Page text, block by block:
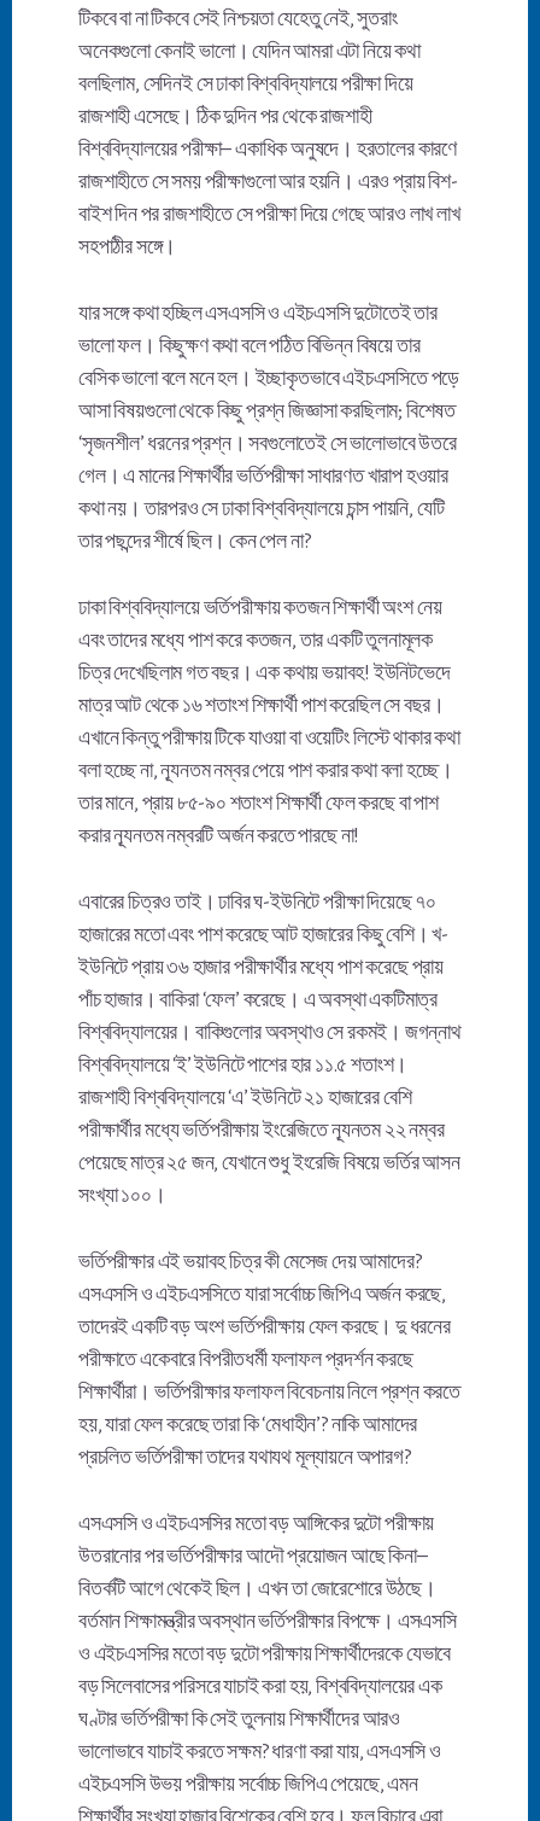
টিকবে বা না টিকবে সেই নিশ্চয়তা যেহেতু নেই, সুতরাং
অনেকগুলো কেনাই ভালো। যেদিন আমরা এটা নিয়ে কথা
বলছিলাম, সেদিনই সে ঢাকা বিশ্ববিদ্যালয়ে পরীক্ষা দিয়ে
রাজশাহী এসেছে। ঠিক দুদিন পর থেকে রাজশাহী
বিশ্ববিদ্যালয়ের পরীক্ষা– একাধিক অনুষদে। হরতালের কারণে
রাজশাহীতে সে সময় পরীক্ষাগুলো আর হয়নি। এরও প্রায় বিশ-
বাইশ দিন পর রাজশাহীতে সে পরীক্ষা দিয়ে গেছে আরও লাখ লাখ
সহপাঠীর সঙ্গে।
যার সঙ্গে কথা হচ্ছিল এসএসসি ও এইচএসসি দুটোতেই তার
ভালো ফল। কিছুক্ষণ কথা বলে পঠিত বিভিন্ন বিষয়ে তার
বেসিক ভালো বলে মনে হল। ইচ্ছাকৃতভাবে এইচএসসিতে পড়ে
আসা বিষয়গুলো থেকে কিছু প্রশ্ন জিজ্ঞাসা করছিলাম; বিশেষত
‘সৃজনশীল’ ধরনের প্রশ্ন। সবগুলোতেই সে ভালোভাবে উতরে
গেল। এ মানের শিক্ষার্থীর ভর্তিপরীক্ষা সাধারণত খারাপ হওয়ার
কথা নয়। তারপরও সে ঢাকা বিশ্ববিদ্যালয়ে চান্স পায়নি, যেটি
তার পছন্দের শীর্ষে ছিল। কেন পেল না?
ঢাকা বিশ্ববিদ্যালয়ে ভর্তিপরীক্ষায় কতজন শিক্ষার্থী অংশ নেয়
এবং তাদের মধ্যে পাশ করে কতজন, তার একটি তুলনামূলক
চিত্র দেখেছিলাম গত বছর। এক কথায় ভয়াবহ! ইউনিটভেদে
মাত্র আট থেকে ১৬ শতাংশ শিক্ষার্থী পাশ করেছিল সে বছর।
এখানে কিন্তু পরীক্ষায় টিকে যাওয়া বা ওয়েটিং লিস্টে থাকার কথা
বলা হচ্ছে না, ন্যূনতম নম্বর পেয়ে পাশ করার কথা বলা হচ্ছে।
তার মানে, প্রায় ৮৫-৯০ শতাংশ শিক্ষার্থী ফেল করছে বা পাশ
করার ন্যূনতম নম্বরটি অর্জন করতে পারছে না!
এবারের চিত্রও তাই। ঢাবির ঘ-ইউনিটে পরীক্ষা দিয়েছে ৭০
হাজারের মতো এবং পাশ করেছে আট হাজারের কিছু বেশি। খ-
ইউনিটে প্রায় ৩৬ হাজার পরীক্ষার্থীর মধ্যে পাশ করেছে প্রায়
পাঁচ হাজার। বাকিরা ‘ফেল’ করেছে। এ অবস্থা একটিমাত্র
বিশ্ববিদ্যালয়ের। বাকিগুলোর অবস্থাও সে রকমই। জগন্নাথ
বিশ্ববিদ্যালয়ে ‘ই’ ইউনিটে পাশের হার ১১.৫ শতাংশ।
রাজশাহী বিশ্ববিদ্যালয়ে ‘এ’ ইউনিটে ২১ হাজারের বেশি
পরীক্ষার্থীর মধ্যে ভর্তিপরীক্ষায় ইংরেজিতে ন্যূনতম ২২ নম্বর
পেয়েছে মাত্র ২৫ জন, যেখানে শুধু ইংরেজি বিষয়ে ভর্তির আসন
সংখ্যা ১০০।
ভর্তিপরীক্ষার এই ভয়াবহ চিত্র কী মেসেজ দেয় আমাদের?
এসএসসি ও এইচএসসিতে যারা সর্বোচ্চ জিপিএ অর্জন করছে,
তাদেরই একটি বড় অংশ ভর্তিপরীক্ষায় ফেল করছে। দু ধরনের
পরীক্ষাতে একেবারে বিপরীতধর্মী ফলাফল প্রদর্শন করছে
শিক্ষার্থীরা। ভর্তিপরীক্ষার ফলাফল বিবেচনায় নিলে প্রশ্ন করতে
হয়, যারা ফেল করেছে তারা কি ‘মেধাহীন’? নাকি আমাদের
প্রচলিত ভর্তিপরীক্ষা তাদের যথাযথ মূল্যায়নে অপারগ?
এসএসসি ও এইচএসসির মতো বড় আঙ্গিকের দুটো পরীক্ষায়
উতরানোর পর ভর্তিপরীক্ষার আদৌ প্রয়োজন আছে কিনা–
বিতর্কটি আগে থেকেই ছিল। এখন তা জোরেশোরে উঠছে।
বর্তমান শিক্ষামন্ত্রীর অবস্থান ভর্তিপরীক্ষার বিপক্ষে। এসএসসি
ও এইচএসসির মতো বড় দুটো পরীক্ষায় শিক্ষার্থীদেরকে যেভাবে
বড় সিলেবাসের পরিসরে যাচাই করা হয়, বিশ্ববিদ্যালয়ের এক
ঘণ্টার ভর্তিপরীক্ষা কি সেই তুলনায় শিক্ষার্থীদের আরও
ভালোভাবে যাচাই করতে সক্ষম? ধারণা করা যায়, এসএসসি ও
এইচএসসি উভয় পরীক্ষায় সর্বোচ্চ জিপিএ পেয়েছে, এমন